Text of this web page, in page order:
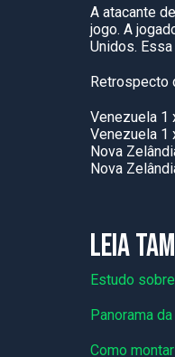
A atacante
jogo. A
Unidos.
Retrospecto
Venezuela 1
Venezuela 1
Nova
Nova
LEIA
Estudo
Panorama
Como